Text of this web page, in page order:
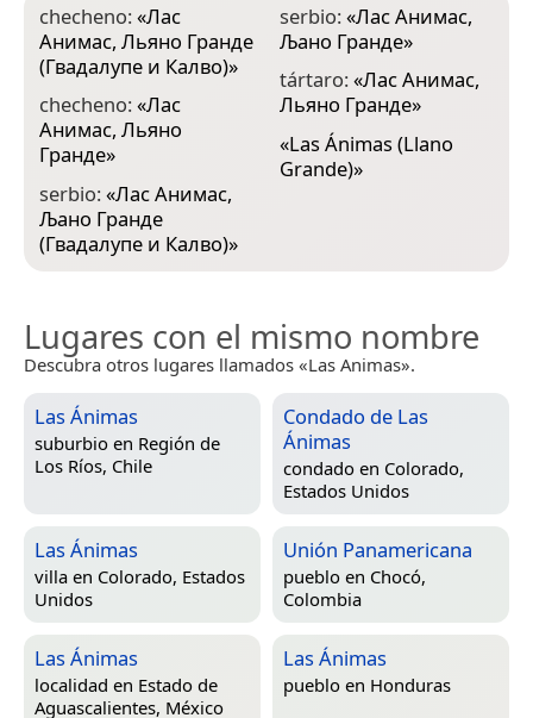
checheno:«Лас
Анимас, Льяно Гранде
(Гвадалупе и Калво)»
checheno:«Лас
Анимас, Льяно
Гранде»
serbio:«Лас Анимас,
Љано Гранде
(Гвадалупе и Калво)»
serbio:«Лас Анимас,
Љано Гранде»
tártaro:«Лас Анимас,
Льяно Гранде»
«Las Ánimas (Llano
Grande)»
Lugares con el mismo nombre
Descubra otros lugares llamados «Las Animas».
Las Ánimas
suburbio en Región de
Los Ríos, Chile
Condado de Las
Ánimas
condado en Colorado,
Estados Unidos
Las Ánimas
villa en Colorado, Estados
Unidos
Unión Panamericana
pueblo en Chocó,
Colombia
Las Ánimas
localidad en Estado de
Aguascalientes, México
Las Ánimas
pueblo en Honduras